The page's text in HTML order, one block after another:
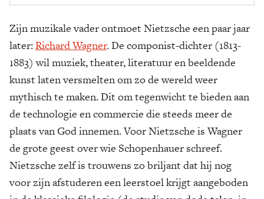
Zijn muzikale vader ontmoet Nietzsche een paar jaar
later:Richard Wagner. De componist-dichter (1813-
1883) wil muziek, theater, literatuur en beeldende
kunst laten versmelten om zo de wereld weer
mythisch te maken. Dit om tegenwicht te bieden aan
de technologie en commercie die steeds meer de
plaats van God innemen. Voor Nietzsche is Wagner
de grote geest over wie Schopenhauer schreef.
Nietzsche zelf is trouwens zo briljant dat hij nog
voor zijn afstuderen een leerstoel krijgt aangeboden